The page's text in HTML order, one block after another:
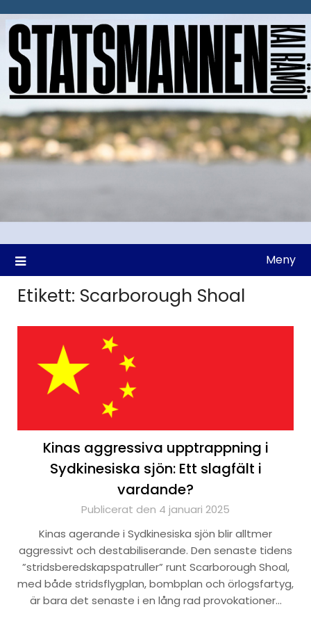
till
Meny
Etikett: Scarborough Shoal
Kinas aggressiva upptrappning i
Sydkinesiska sjön: Ett slagfält i
vardande?
Publicerat den 4 januari 2025
Kinas agerande i Sydkinesiska sjön blir alltmer
aggressivt och destabiliserande. Den senaste tidens
”stridsberedskapspatruller” runt Scarborough Shoal,
med både stridsflygplan, bombplan och örlogsfartyg,
är bara det senaste i en lång rad provokationer…